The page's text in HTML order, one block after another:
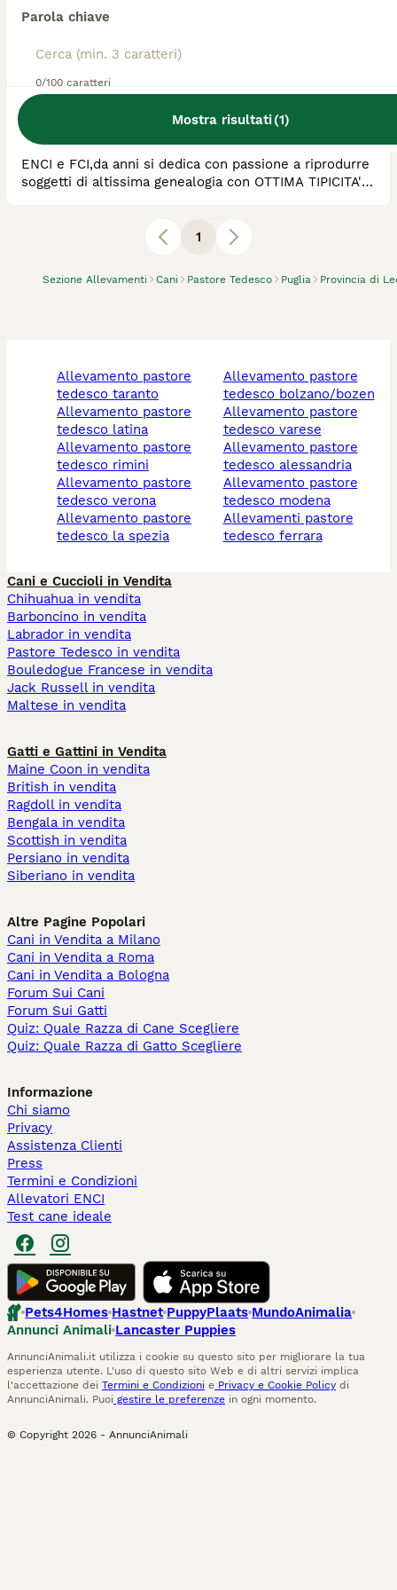
Parola chiave
0/100 caratteri
Mostra risultati(1)
Sezione Allevamenti Cani Pastore Tedesco Puglia Provincia di
Razza: Pastore Tedesco, Lupo
0 animali disponibili
Allevamento amatoriale "dell' Arenuse" riconosciuto
ENCI e FCI,da anni si dedica con passione a riprodurre
soggetti di altissima genealogia con OTTIMA TIPICITA'
1
allevamento pastore
tedesco taranto
allevamento pastore
tedesco latina
allevamento pastore
tedesco rimini
allevamento pastore
tedesco verona
allevamento pastore
tedesco la spezia
allevamento pastore
tedesco bolzano/bozen
allevamento pastore
tedesco varese
allevamento pastore
tedesco alessandria
allevamento pastore
tedesco modena
allevamenti pastore
tedesco ferrara
Cani e Cuccioli in Vendita
Chihuahua in vendita
Barboncino in vendita
Labrador in vendita
Pastore Tedesco in vendita
Bouledogue Francese in vendita
Jack Russell in vendita
Maltese in vendita
Gatti e Gattini in Vendita
Maine Coon in vendita
British in vendita
Ragdoll in vendita
Bengala in vendita
Scottish in vendita
Persiano in vendita
Siberiano in vendita
Altre Pagine Popolari
Cani in Vendita a Milano
Cani in Vendita a Roma
Cani in Vendita a Bologna
Forum Sui Cani
Forum Sui Gatti
Quiz: Quale Razza di Cane Scegliere
Quiz: Quale Razza di Gatto Scegliere
Informazione
Chi siamo
Privacy
Assistenza Clienti
Press
Termini e Condizioni
Allevatori ENCI
Test cane ideale
Pets4Homes Hastnet PuppyPlaats MundoAnimalia
Annunci Animali Lancaster Puppies
AnnunciAnimali.it utilizza i cookie su questo sito per migliorare la tua
esperienza utente. L'uso di questo sito Web e di altri servizi implica
l'accettazione dei Termini e Condizioni e Privacy e Cookie Policy di
AnnunciAnimali. Puoi gestire le preferenze in ogni momento.
© Copyright 2026 - AnnunciAnimali